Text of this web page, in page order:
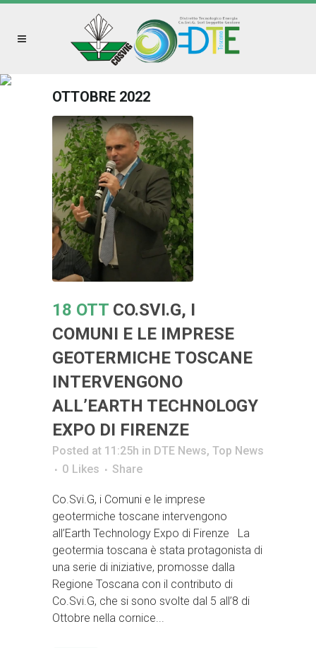
OTTOBRE 2022
18 OTT CO.SVI.G, I
COMUNI E LE IMPRESE
GEOTERMICHE TOSCANE
INTERVENGONO
ALL’EARTH TECHNOLOGY
EXPO DI FIRENZE
Posted at 11:25h in DTE News, Top News
0 Likes Share
Co.Svi.G, i Comuni e le imprese
geotermiche toscane intervengono
all’Earth Technology Expo di Firenze La
geotermia toscana è stata protagonista di
una serie di iniziative, promosse dalla
Regione Toscana con il contributo di
Co.Svi.G, che si sono svolte dal 5 all’8 di
Ottobre nella cornice...